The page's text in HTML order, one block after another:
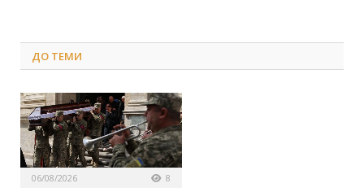
ДО ТЕМИ
06/08/2026 8